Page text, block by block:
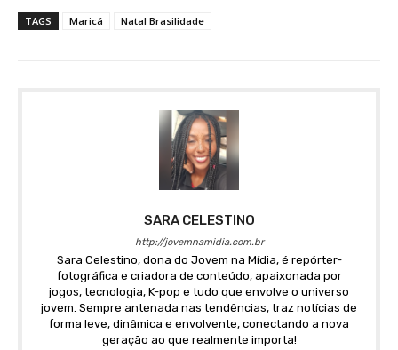
TAGS Maricá Natal Brasilidade
SARA CELESTINO
http://jovemnamidia.com.br
Sara Celestino, dona do Jovem na Mídia, é repórter-
fotográfica e criadora de conteúdo, apaixonada por
jogos, tecnologia, K-pop e tudo que envolve o universo
jovem. Sempre antenada nas tendências, traz notícias de
forma leve, dinâmica e envolvente, conectando a nova
geração ao que realmente importa!